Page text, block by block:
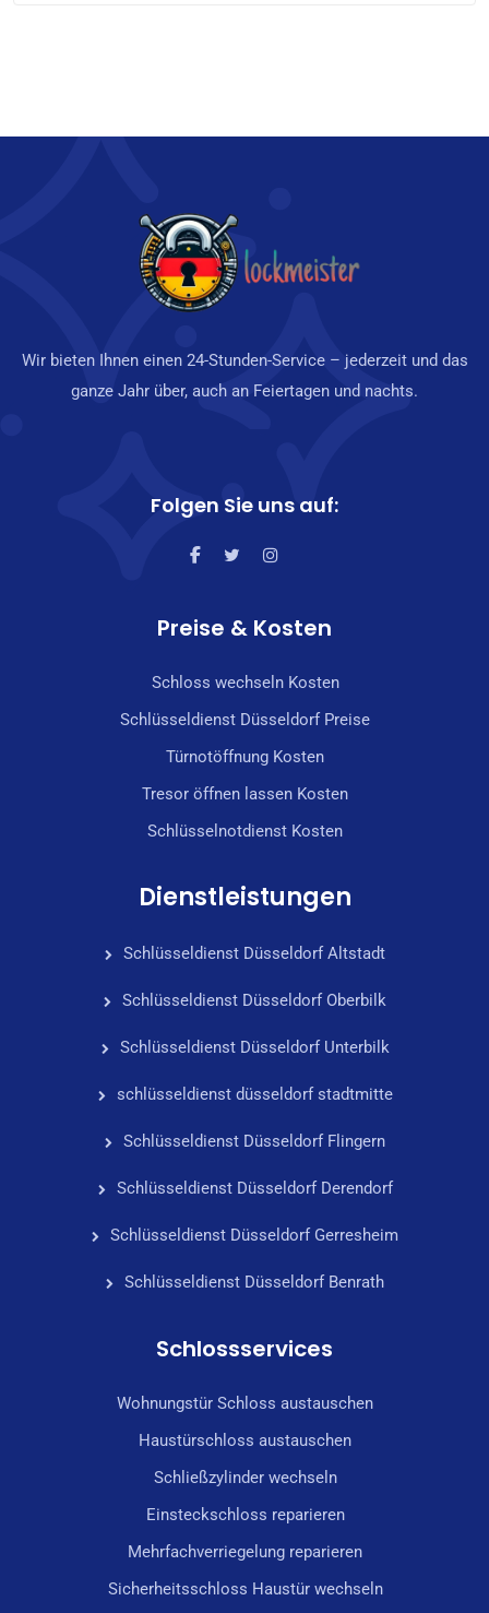
Wir bieten Ihnen einen 24-Stunden-Service – jederzeit und das
ganze Jahr über, auch an Feiertagen und nachts.
Folgen Sie uns auf:
Preise & Kosten
Schloss wechseln Kosten
Schlüsseldienst Düsseldorf Preise
Türnotöffnung Kosten
Tresor öffnen lassen Kosten
Schlüsselnotdienst Kosten
Dienstleistungen
Schlüsseldienst Düsseldorf Altstadt
Schlüsseldienst Düsseldorf Oberbilk
Schlüsseldienst Düsseldorf Unterbilk
schlüsseldienst düsseldorf stadtmitte
Schlüsseldienst Düsseldorf Flingern
Schlüsseldienst Düsseldorf Derendorf
Schlüsseldienst Düsseldorf Gerresheim
Schlüsseldienst Düsseldorf Benrath
Schlossservices
Wohnungstür Schloss austauschen
Haustürschloss austauschen
Schließzylinder wechseln
Einsteckschloss reparieren
Mehrfachverriegelung reparieren
Sicherheitsschloss Haustür wechseln